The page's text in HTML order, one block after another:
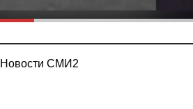
Новости СМИ2